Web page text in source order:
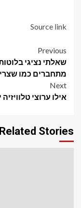
Source link
Post
Previous
שאלתי נציגי
מתחברים כמו
Next
אילו ערוצי טלוויזיה
Related Stories